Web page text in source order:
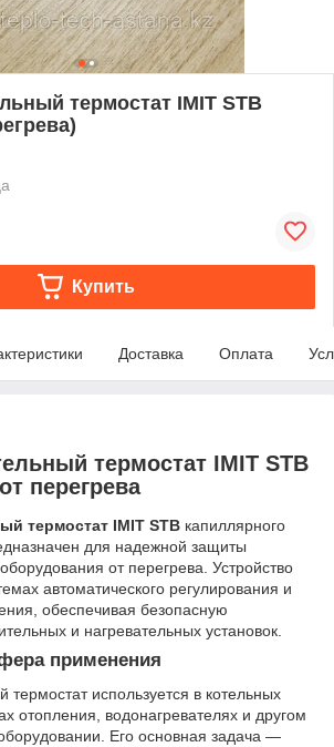
термостат IMIT STB
Купить
Доставка Оплата
термостат IMIT STB
перегрева
термостат IMIT STB капиллярного
для надежной защиты
от перегрева. Устройство
автоматического регулирования и
обеспечивая безопасную
и нагревательных установок.
применения
термостат используется в котельных
отопления, водонагревателях и другом
Его основная задача —